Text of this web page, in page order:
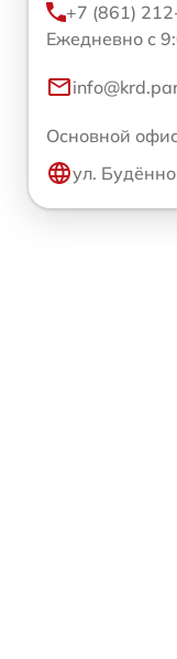
+7 (861)
Ежедневно с
Основной
ул.